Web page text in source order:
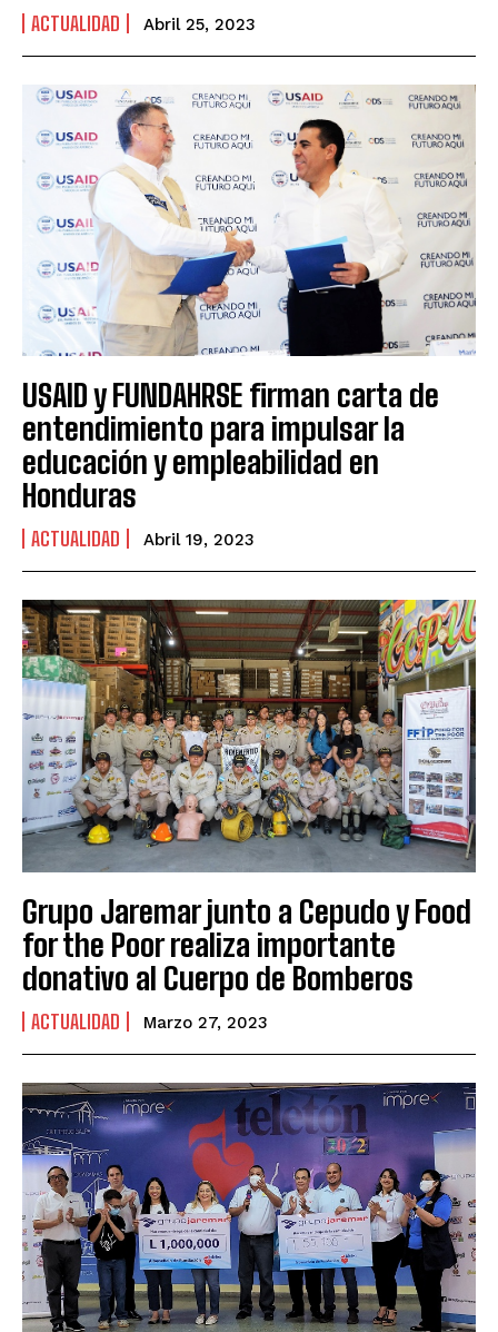
ACTUALIDAD Abril 25, 2023
USAID y FUNDAHRSE firman carta de
entendimiento para impulsar la
educación y empleabilidad en
Honduras
ACTUALIDAD Abril 19, 2023
Grupo Jaremar junto a Cepudo y Food
for the Poor realiza importante
donativo al Cuerpo de Bomberos
ACTUALIDAD Marzo 27, 2023